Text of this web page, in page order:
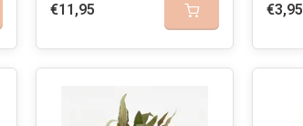
€11,95 €3,95